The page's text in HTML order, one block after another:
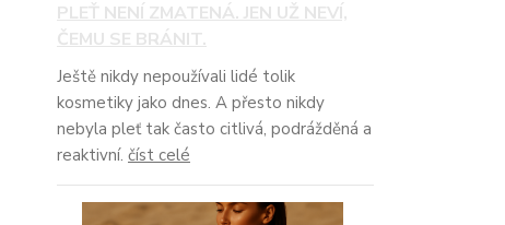
PLEŤ NENÍ ZMATENÁ. JEN UŽ NEVÍ,
ČEMU SE BRÁNIT.
Ještě nikdy nepoužívali lidé tolik
kosmetiky jako dnes. A přesto nikdy
nebyla pleť tak často citlivá, podrážděná a
reaktivní. číst celé